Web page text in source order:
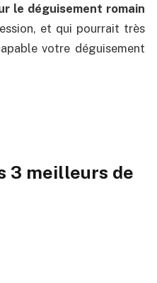
le déguisement romain
et qui pourrait très
votre déguisement
3 meilleurs de